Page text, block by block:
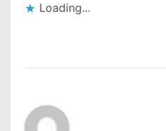
Loading...